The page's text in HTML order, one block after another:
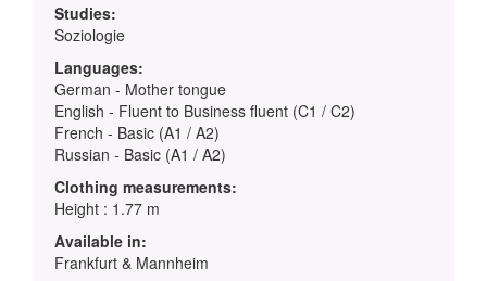
Studies:
Soziologie
Languages:
German - Mother tongue
English - Fluent to Business fluent (C1 / C2)
French - Basic (A1 / A2)
Russian - Basic (A1 / A2)
Clothing measurements:
Height : 1.77 m
Available in:
Frankfurt & Mannheim